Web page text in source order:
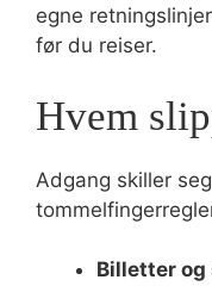
egne
før du reiser.
Hvem
Adgang skiller
Billetter